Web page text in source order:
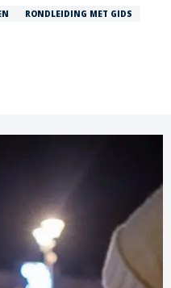
RONDLEIDING MET GIDS